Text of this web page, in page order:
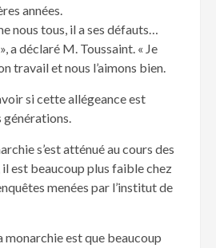
années.
nous tous, il a ses défauts…
a déclaré M. Toussaint. « Je
travail et nous l’aimons bien.
si cette allégeance est
générations.
s’est atténué au cours des
il est beaucoup plus faible chez
menées par l’institut de
monarchie est que beaucoup